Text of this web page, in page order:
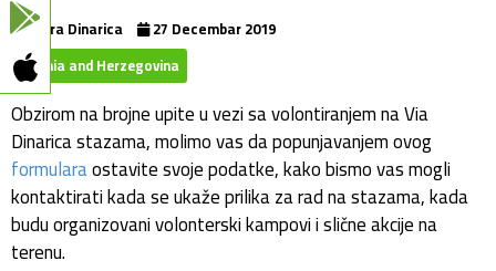
Terra Dinarica
27 Decembar 2019
Bosnia and Herzegovina
Obzirom na brojne upite u vezi sa volontiranjem na Via
Dinarica stazama, molimo vas da popunjavanjem ovog
formularaostavite svoje podatke, kako bismo vas mogli
kontaktirati kada se ukaže prilika za rad na stazama, kada
budu organizovani volonterski kampovi i slične akcije na
terenu.